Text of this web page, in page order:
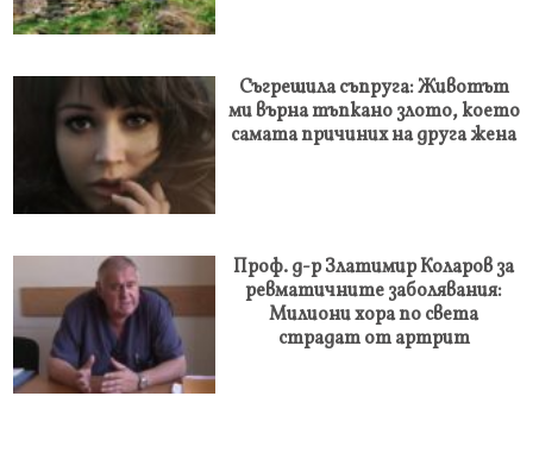
Съгрешила съпруга: Животът
ми върна тъпкано злото, което
самата причиних на друга жена
Проф. д-р Златимир Коларов за
ревматичните заболявания:
Милиони хора по света
страдат от артрит